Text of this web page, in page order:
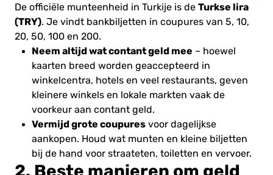
De officiële munteenheid in Turkije is de Turkse lira
(TRY). Je vindt bankbiljetten in coupures van 5, 10,
20, 50, 100 en 200.
Neem altijd wat contant geld mee – hoewel
kaarten breed worden geaccepteerd in
winkelcentra, hotels en veel restaurants, geven
kleinere winkels en lokale markten vaak de
voorkeur aan contant geld.
Vermijd grote coupures voor dagelijkse
aankopen. Houd wat munten en kleine biljetten
bij de hand voor straateten, toiletten en vervoer.